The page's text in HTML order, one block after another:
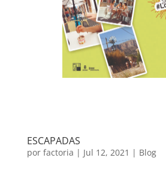
ESCAPADAS
por factoria | Jul 12, 2021 | Blog